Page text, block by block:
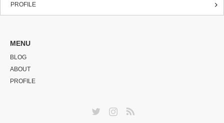
PROFILE
MENU
BLOG
ABOUT
PROFILE